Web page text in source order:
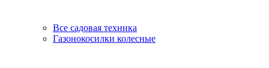
Все садовая техника
Газонокосилки колесные